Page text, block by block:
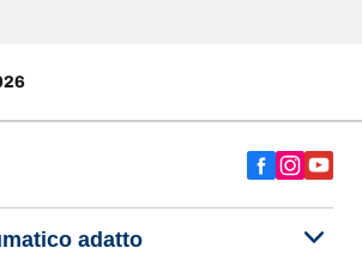
adatto